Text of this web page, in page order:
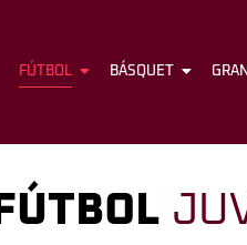
FÚTBOL
FÚTBOL BÁSQUET
FÚTBOL